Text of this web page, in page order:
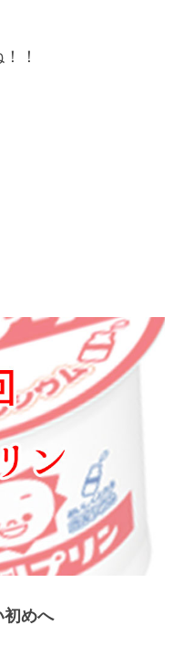
！
初めへ